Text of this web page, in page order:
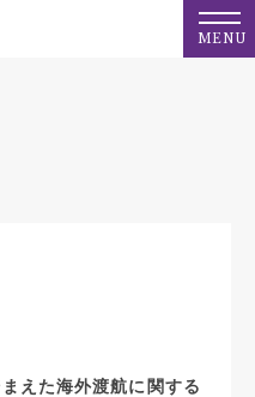
MENU
えた海外渡航に関する